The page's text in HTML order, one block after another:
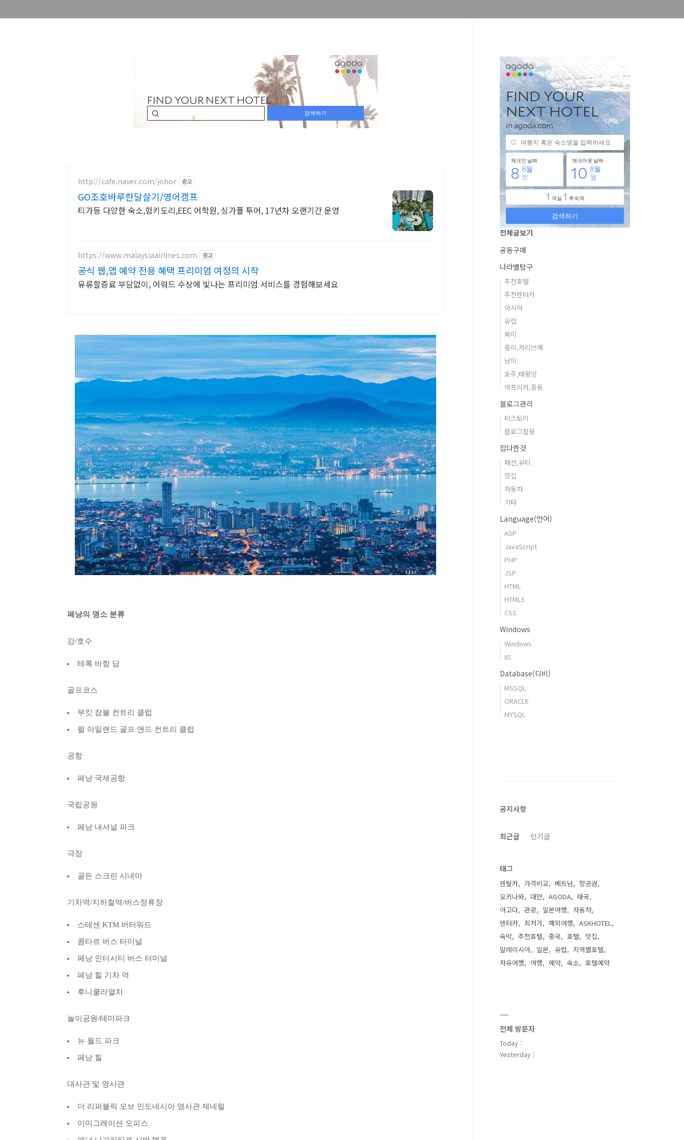
http://cafe.naver.com/johor 광고
GO조호바루한달살기/영어캠프
티가등 다양한 숙소,헝키도리,EEC 어학원, 싱가폴 투어, 17년차 오랜기간 운영
https://www.malaysiaairlines.com 광고
공식 웹,앱 예약 전용 혜택 프리미엄 여정의 시작
유류할증료 부담없이, 어워드 수상에 빛나는 프리미엄 서비스를 경험해보세요
페낭의 명소 분류
강/호수
테록 바항 담
골프코스
부킷 잠불 컨트리 클럽
펄 아일랜드 골프 앤드 컨트리 클럽
공항
페낭 국제공항
국립공원
페낭 내셔널 파크
극장
골든 스크린 시네마
기차역/지하철역/버스정류장
스테센 KTM 버터워드
콤타르 버스 터미널
페낭 인터시티 버스 터미널
페낭 힐 기차 역
후니쿨라열차
놀이공원/테마파크
뉴 월드 파크
페낭 힐
대사관 및 영사관
더 리퍼블릭 오브 인도네시아 영사관 제네럴
이미그레이션 오피스
전체글보기
공동구매
나라별탐구
추천호텔
추천렌터카
아시아
유럽
북미
중미,카리브해
남미
호주,태평양
아프리카,중동
블로그관리
티스토리
블로그활용
잡다한것
패션,뷰티
맛집
자동차
기타
Language(언어)
ASP
JavaScript
PHP
JSP
HTML
HTML5
CSS
Windows
Windows
IIS
Database(디비)
MSSQL
ORACLE
MYSQL
공지사항
최근글 인기글
태그
렌탈카 가격비교 베트남
항공권
오키나와
대만 AGODA
태국
아고다
관광 일본여행
자동차
렌터카
최저가 해외여행
ASKHOTEL
숙박
추천호텔 중국 호텔
맛집
말레이시아
일본 유럽
지역별호텔
자유여행
여행 예약 숙소 호텔예약
전체 방문자
Today :
Yesterday :